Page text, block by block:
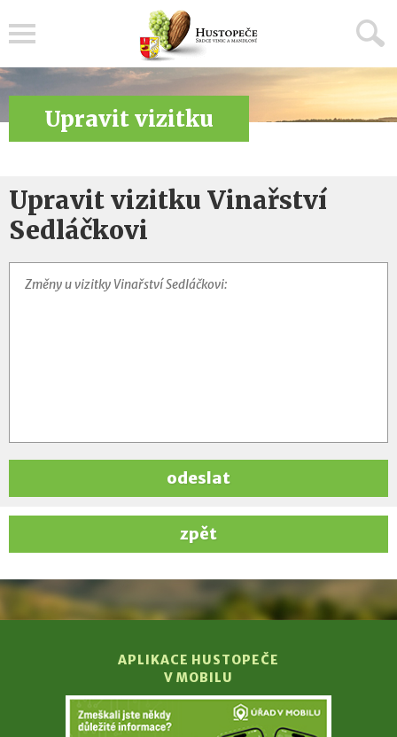
Upravit vizitku
Upravit vizitku Vinařství
Sedláčkovi
odeslat
zpět
APLIKACE HUSTOPEČE
V MOBILU